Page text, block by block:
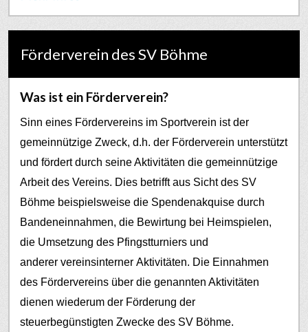
Förderverein des SV Böhme
Was ist ein Förderverein?
Sinn eines Fördervereins im Sportverein ist der
gemeinnützige Zweck, d.h. der Förderverein unterstützt
und fördert durch seine Aktivitäten die gemeinnützige
Arbeit des Vereins. Dies betrifft aus Sicht des SV
Böhme beispielsweise die Spendenakquise durch
Bandeneinnahmen, die Bewirtung bei Heimspielen,
die Umsetzung des Pfingstturniers und
anderer vereinsinterner Aktivitäten. Die Einnahmen
des Fördervereins über die genannten Aktivitäten
dienen wiederum der Förderung der
steuerbegünstigten Zwecke des SV Böhme.